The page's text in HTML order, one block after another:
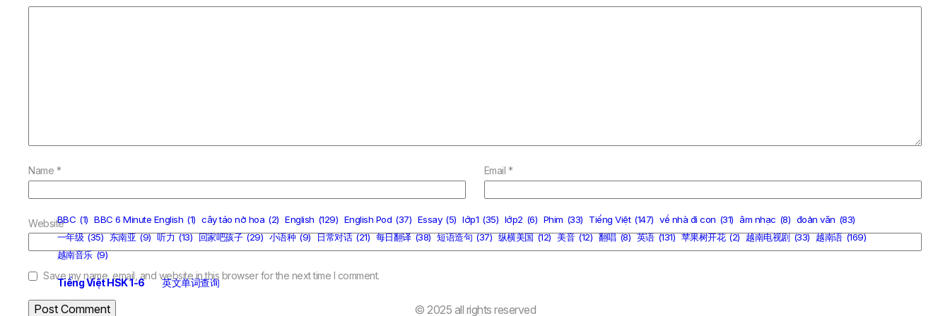
Name * Email *
Website
Save my name, email, and website in this browser for the next time I comment.
BBC (1) BBC 6 Minute English (1) cây táo nở hoa (2) English (129) English Pod (37) Essay (5) lớp1 (35) lớp2 (6) Phim (33) Tiếng Việt (147) về nhà đi con (31) âm nhạc (8) đoản văn (83)
一年级 (35) 东南亚 (9) 听力 (13) 回家吧孩子 (29) 小语种 (9) 日常对话 (21) 每日翻译 (38) 短语造句 (37) 纵横美国 (12) 美音 (12) 翻唱 (8) 英语 (131) 苹果树开花 (2) 越南电视剧 (33) 越南语 (169)
越南音乐 (9)
Tiếng Việt HSK 1-6 英文单词查询
© 2025 all rights reserved